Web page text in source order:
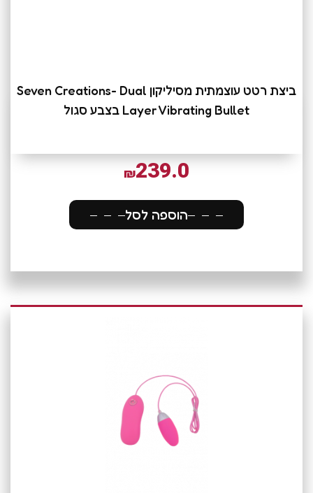
ביצת רטט עוצמתית מסיליקון Seven Creations- Dual
Layer Vibrating Bullet בצבע סגול
₪239.0
הוספה לסל